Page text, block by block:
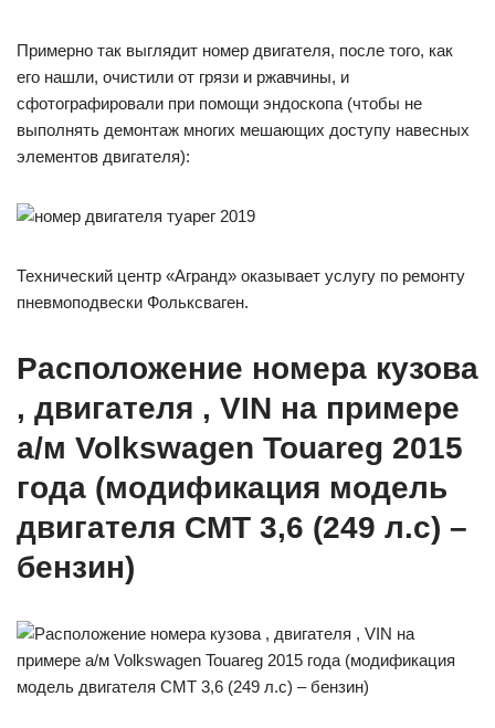
Примерно так выглядит номер двигателя, после того, как
его нашли, очистили от грязи и ржавчины, и
сфотографировали при помощи эндоскопа (чтобы не
выполнять демонтаж многих мешающих доступу навесных
элементов двигателя):
Технический центр «Агранд» оказывает услугу по ремонту
пневмоподвески Фольксваген.
Расположение номера кузова
, двигателя , VIN на примере
а/м Volkswagen Touareg 2015
года (модификация модель
двигателя СМТ 3,6 (249 л.с) –
бензин)